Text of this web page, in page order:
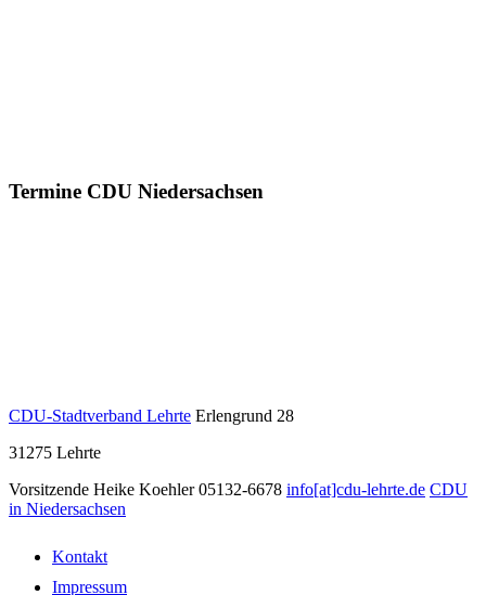
Termine CDU Niedersachsen
CDU-Stadtverband Lehrte Erlengrund 28
31275 Lehrte
Vorsitzende Heike Koehler 05132-6678 info[at]cdu-lehrte.de CDU
in Niedersachsen
Kontakt
Impressum